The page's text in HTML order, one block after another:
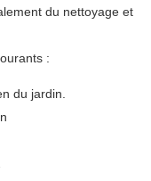
du nettoyage et
:
du jardin.